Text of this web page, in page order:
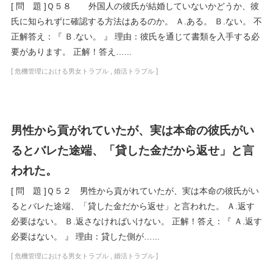
[ 問 題 ]Ｑ５８ 外国人の彼氏が結婚していないかどうか、彼
氏に知られずに確認する方法はあるのか。 Ａ.ある。 Ｂ.ない。 不
正解答え：『 Ｂ.ない。 』 理由：彼氏を通じて書類を入手する必
要があります。 正解！答え…...
[ 危機管理における男女トラブル, 婚活トラブル]
男性から貢がれていたが、実は本命の彼氏がい
るとバレた途端、「貸した金だから返せ」と言
われた。
[ 問 題 ]Ｑ５２ 男性から貢がれていたが、実は本命の彼氏がい
るとバレた途端、「貸した金だから返せ」と言われた。 Ａ.返す
必要はない。 Ｂ.返さなければいけない。 正解！答え：『 Ａ.返す
必要はない。 』 理由：貸した側が…...
[ 危機管理における男女トラブル, 婚活トラブル]